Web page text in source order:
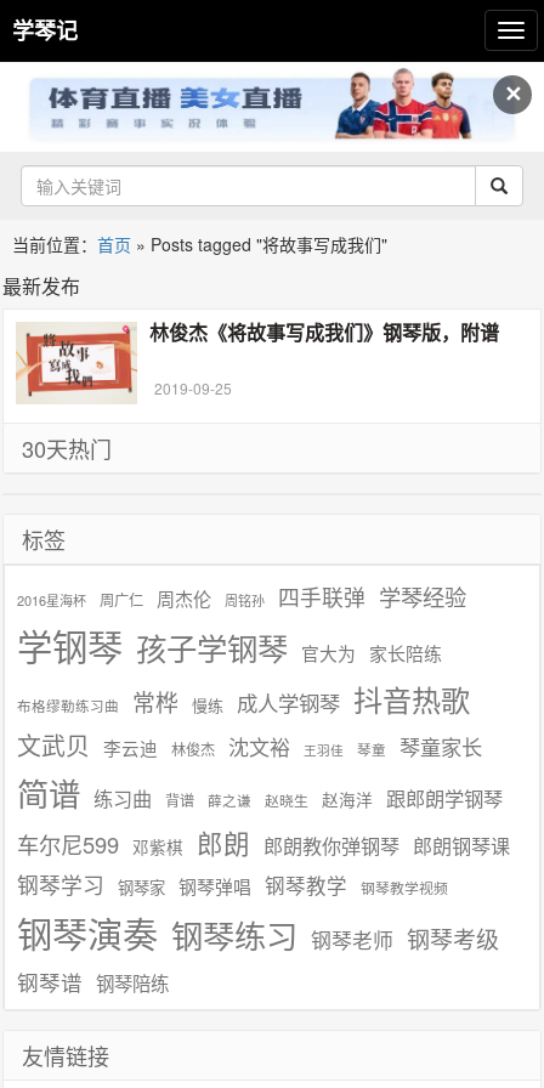
✕
学琴记
当前位置： 首页 » Posts tagged "将故事写成我们"
最新发布
林俊杰《将故事写成我们》钢琴版，附谱
2019-09-25
30天热门
标签
2016星海杯 周广仁 周杰伦 周铭孙 四手联弹 学琴经验
学钢琴 孩子学钢琴 官大为 家长陪练
布格缪勒练习曲 常桦 慢练 成人学钢琴 抖音热歌
文武贝 李云迪 林俊杰 沈文裕 王羽佳 琴童 琴童家长
简谱 练习曲 背谱 薛之谦 赵晓生 赵海洋 跟郎朗学钢琴
车尔尼599 邓紫棋 郎朗 郎朗教你弹钢琴 郎朗钢琴课
钢琴学习 钢琴家 钢琴弹唱 钢琴教学 钢琴教学视频
钢琴演奏 钢琴练习 钢琴老师 钢琴考级
钢琴谱 钢琴陪练
友情链接